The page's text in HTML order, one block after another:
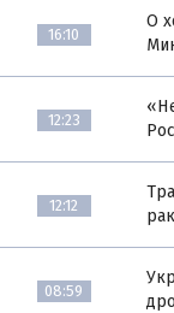
16:10
О
12:23
12:12
08:59